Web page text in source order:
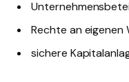
Rechte an eigenen
sichere